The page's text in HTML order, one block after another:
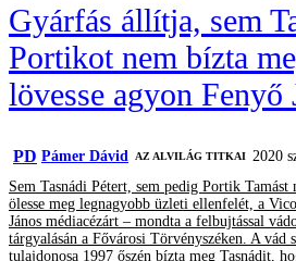
Gyárfás állítja, sem
Portikot nem bízta
lövesse agyon Fenyő
PD Pámer Dávid AZ ALVILÁG TITKAI 2020
Sem Tasnádi Pétert, sem pedig Portik
ölesse meg legnagyobb üzleti ellenfelét, a
János médiacézárt – mondta a felbujtással
tárgyalásán a Fővárosi Törvényszéken. A
tulajdonosa 1997 őszén bízta meg Tasnádit,